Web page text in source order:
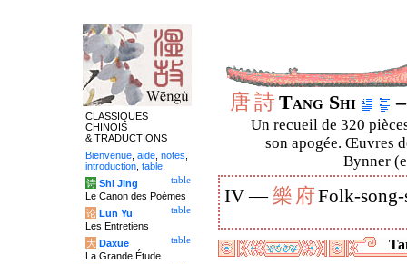
唐詩Tang Shi
Un recueil de 320
son apogée. Œuvres
Bynner
IV —樂 府Folk-song-
CLASSIQUES
CHINOIS
& TRADUCTIONS
Bienvenue aide notes
introduction table
table
诗 Shi Jing
Le Canon des Poèmes
table
论 Lun Yu
Les Entretiens
table
大 Daxue
La Grande Étude